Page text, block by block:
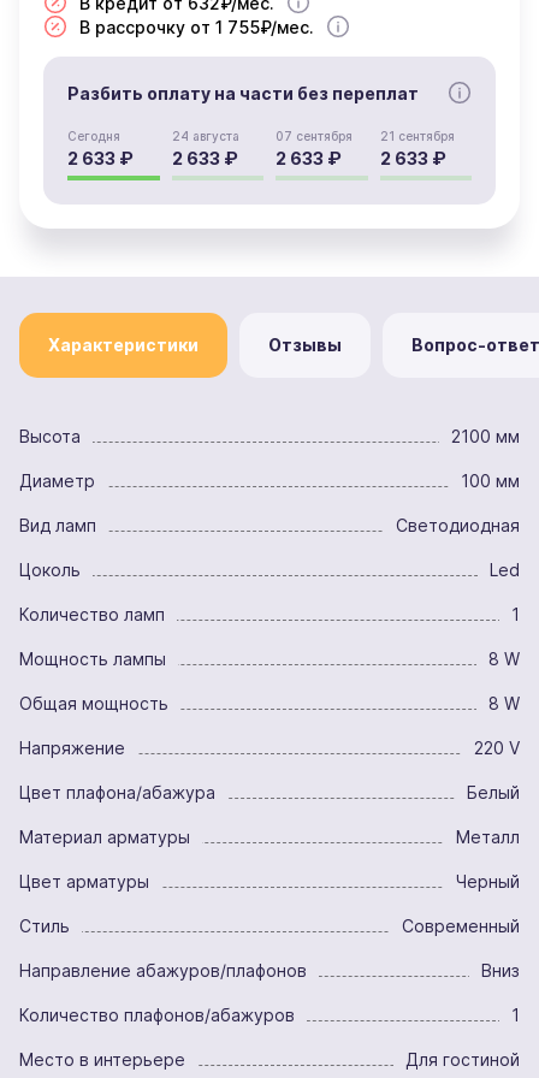
В рассрочку от 1 755₽/мес.
Разбить оплату на части без переплат
Сегодня
2 633 ₽
24 августа
2 633 ₽
07 сентября
2 633 ₽
21 сентября
2 633 ₽
Характеристики Отзывы Вопрос-ответ
Высота 2100 мм
Диаметр 100 мм
Вид ламп Светодиодная
Цоколь Led
Количество ламп 1
Мощность лампы 8 W
Общая мощность 8 W
Напряжение 220 V
Цвет плафона/абажура Белый
Материал арматуры Металл
Цвет арматуры Черный
Стиль Современный
Направление абажуров/плафонов Вниз
Количество плафонов/абажуров 1
Место в интерьере Для гостиной